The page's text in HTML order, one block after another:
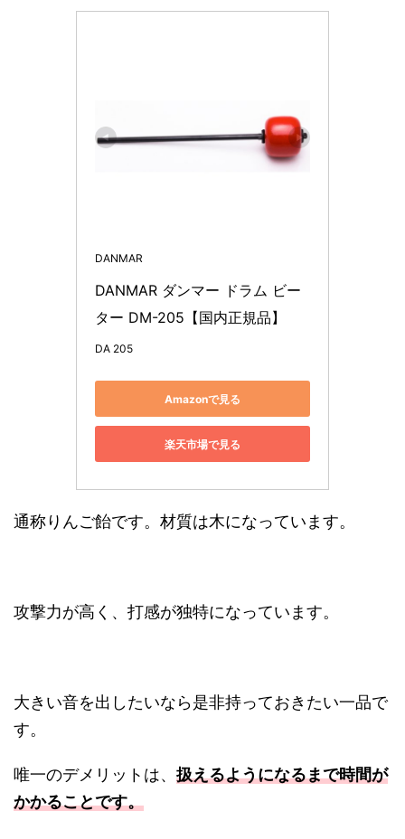
DANMAR
DANMAR ダンマー ドラム ビー
ター DM-205【国内正規品】
DA 205
Amazonで見る
楽天市場で見る
通称りんご飴です。材質は木になっています。
攻撃力が高く、打感が独特になっています。
大きい音を出したいなら是非持っておきたい一品で
す。
唯一のデメリットは、 扱えるようになるまで時間が
かかることです。